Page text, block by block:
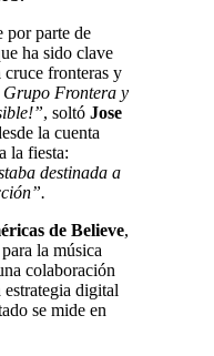
por parte de
ha sido clave
cruce fronteras y
Grupo Frontera y
, soltó Jose
la cuenta
la fiesta:
destinada a
de Believe,
la música
colaboración
estrategia digital
se mide en